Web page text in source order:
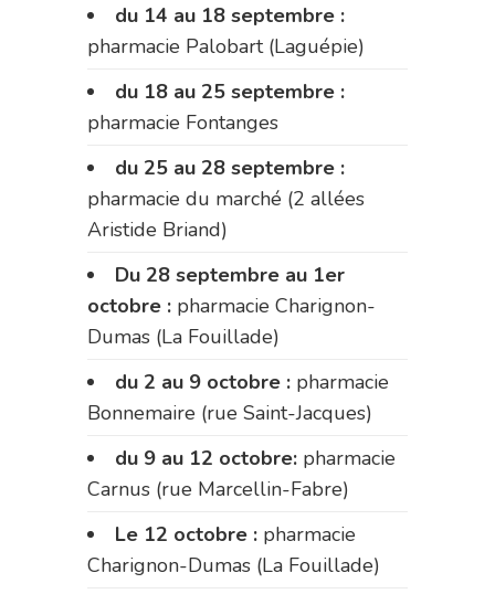
du 14 au 18 septembre :
pharmacie Palobart (Laguépie)
du 18 au 25 septembre :
pharmacie Fontanges
du 25 au 28 septembre :
pharmacie du marché (2 allées
Aristide Briand)
Du 28 septembre au 1er
octobre : pharmacie Charignon-
Dumas (La Fouillade)
du 2 au 9 octobre : pharmacie
Bonnemaire (rue Saint-Jacques)
du 9 au 12 octobre: pharmacie
Carnus (rue Marcellin-Fabre)
Le 12 octobre : pharmacie
Charignon-Dumas (La Fouillade)